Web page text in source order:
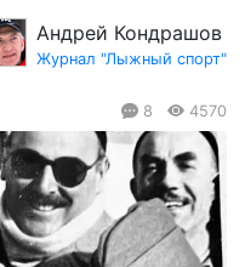
Андрей Кондрашов
Журнал "Лыжный спорт"
8 4570